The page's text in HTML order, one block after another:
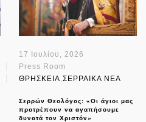
17 Ιουλίου, 2026
Press Room
ΘΡΗΣΚΕΙΑ ΣΕΡΡΑΙΚΑ ΝΕΑ
Σερρών Θεολόγος: «Οι άγιοι μας
προτρέπουν να αγαπήσουμε
δυνατά τον Χριστόν»